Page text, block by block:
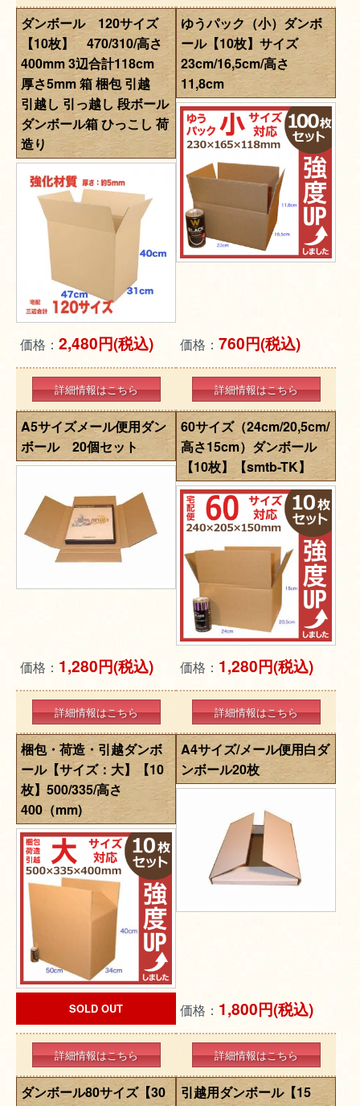
ダンボール 120サイズ
【10枚】 470/310/高さ
400mm 3辺合計118cm
厚さ5mm 箱 梱包 引越
引越し 引っ越し 段ボール
ダンボール箱 ひっこし 荷
造り
価格： 2,480円(税込)
詳細情報はこちら
ゆうパック（小）ダンボ
ール【10枚】サイズ
23cm/16,5cm/高さ
11,8cm
価格： 760円(税込)
詳細情報はこちら
A5サイズメール便用ダン
ボール 20個セット
価格： 1,280円(税込)
詳細情報はこちら
60サイズ（24cm/20,5cm/
高さ15cm）ダンボール
【10枚】【smtb-TK】
価格： 1,280円(税込)
詳細情報はこちら
梱包・荷造・引越ダンボ
ール【サイズ：大】【10
枚】500/335/高さ
400（mm)
SOLD OUT
詳細情報はこちら
A4サイズ/メール便用白ダ
ンボール20枚
価格： 1,800円(税込)
詳細情報はこちら
ダンボール80サイズ【30
引越用ダンボール【15